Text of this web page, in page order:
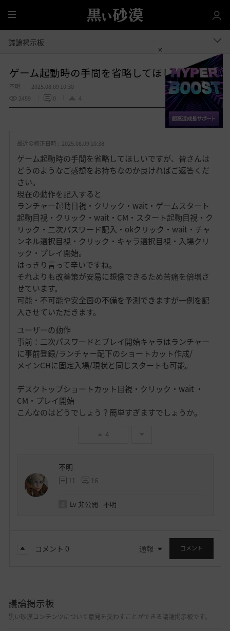
全
体
議論掲示板
ゲーム起動時の手間を省略してほしい
不明
2025.08.09 10:38
2459
0 4
お
入
り
共有する
最近の修正日時 : 2025.08.09 10:38
ゲーム起動時の手間を省略してほしいですが、皆さんは
どうのようなご感想をお持ちなのか良ければご返答くだ
さい。
現在の動作を記入すると
ランチャー起動目視・クリック・wait・ゲームスタート
起動目視・クリック・wait・CM・スタート起動目視・ク
リック・二次パスワード記入・okクリック・wait・チャ
ンネル選択目視・クリック・キャラ選択目視・入場クリ
ック・プレイ開始。
はっきり言って辛いですね。
それよりも改善策が安易に想像できるため苦痛を倍増さ
せています。
可能・不可能や安全面の不備を予測できますが一例を記
入させていただきます。
ユーザーの動作
事前：二次パスワードとプレイ開始キャラはランチャー
に事前登録/ランチャー配下のショートカット作成/
メインCHに固定入場/現状と同じスタートも可能。
デスクトップショートカット目視・クリック・wait ・
CM・プレイ開始
こんなのはどうでしょう？簡単すぎますでしょうか。
4
不明
11 16
Lv 非公開 不明
コメント 0 通報 コメント
議論掲示板
黒い砂漠コンテンツについて意見を交わすことができる議論掲示板です。